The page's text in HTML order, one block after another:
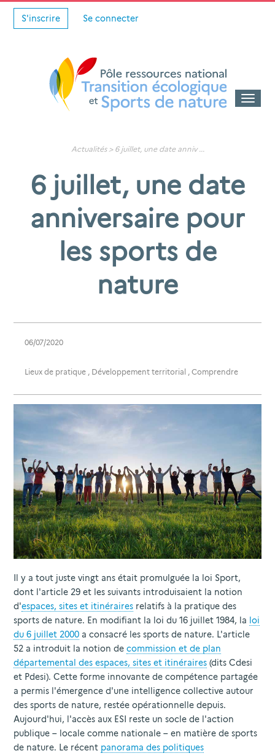
S'inscrire Se connecter
Toggle
Actualités> 6 juillet, une date anniv...
6 juillet, une date
anniversaire pour
les sports de
nature
06/07/2020
Lieux de pratique , Développement territorial ,Comprendre
Il y a tout juste vingt ans était promulguée la loi Sport,
dont l'article 29 et les suivants introduisaient la notion
d'espaces, sites et itinéraires relatifs à la pratique des
sports de nature. En modifiant la loi du 16 juillet 1984, la loi
du 6 juillet 2000 a consacré les sports de nature. L'article
52 a introduit la notion de commission et de plan
départemental des espaces, sites et itinéraires (dits Cdesi
et Pdesi). Cette forme innovante de compétence partagée
a permis l'émergence d'une intelligence collective autour
des sports de nature, restée opérationnelle depuis.
Aujourd'hui, l'accès aux ESI reste un socle de l'action
publique – locale comme nationale – en matière de sports
de nature. Le récent panorama des politiques